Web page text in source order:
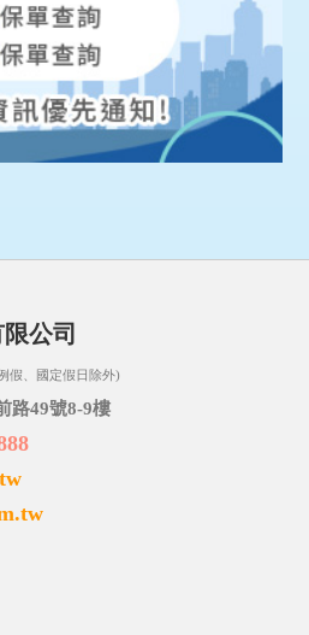
公司
假、國定假日除外)
路49號8-9樓